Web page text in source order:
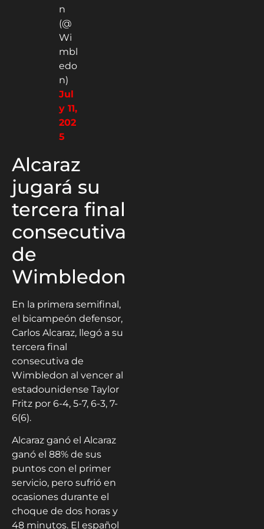
n
(@
Wi
mbl
edo
n)
Jul
y 11,
202
5
Alcaraz
jugará su
tercera final
consecutiva
de
Wimbledon
En la primera semifinal,
el bicampeón defensor,
Carlos Alcaraz, llegó a su
tercera final
consecutiva de
Wimbledon al vencer al
estadounidense Taylor
Fritz por 6-4, 5-7, 6-3, 7-
6(6).
Alcaraz ganó el Alcaraz
ganó el 88% de sus
puntos con el primer
servicio, pero sufrió en
ocasiones durante el
choque de dos horas y
48 minutos. El español